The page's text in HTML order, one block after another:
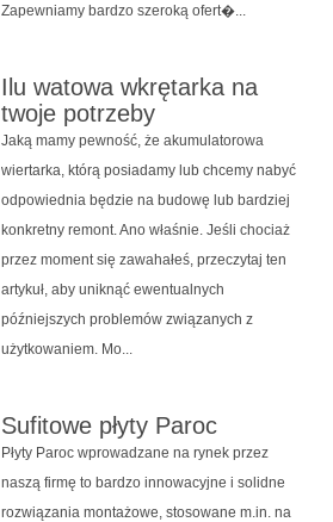
Zapewniamy bardzo szeroką ofert�...
Ilu watowa wkrętarka na
twoje potrzeby
Jaką mamy pewność, że akumulatorowa
wiertarka, którą posiadamy lub chcemy nabyć
odpowiednia będzie na budowę lub bardziej
konkretny remont. Ano właśnie. Jeśli chociaż
przez moment się zawahałeś, przeczytaj ten
artykuł, aby uniknąć ewentualnych
późniejszych problemów związanych z
użytkowaniem. Mo...
Sufitowe płyty Paroc
Płyty Paroc wprowadzane na rynek przez
naszą firmę to bardzo innowacyjne i solidne
rozwiązania montażowe, stosowane m.in. na